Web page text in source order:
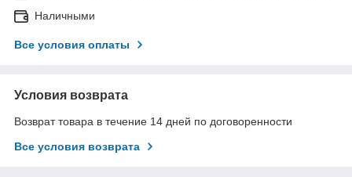
Наличными
Все условия оплаты
Условия возврата
Возврат товара в течение 14 дней по договоренности
Все условия возврата